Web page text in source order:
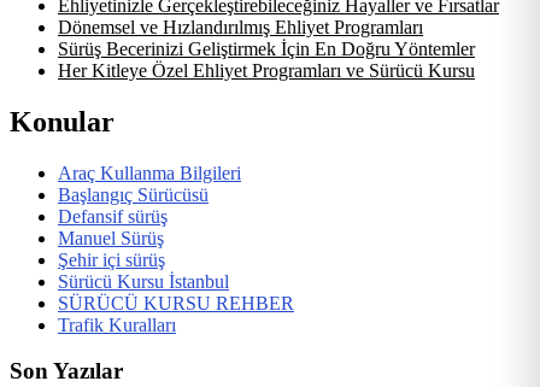
Ehliyetinizle Gerçekleştirebileceğiniz Hayaller ve Fırsatlar
Dönemsel ve Hızlandırılmış Ehliyet Programları
Sürüş Becerinizi Geliştirmek İçin En Doğru Yöntemler
Her Kitleye Özel Ehliyet Programları ve Sürücü Kursu
Konular
Araç Kullanma Bilgileri
Başlangıç Sürücüsü
Defansif sürüş
Manuel Sürüş
Şehir içi sürüş
Sürücü Kursu İstanbul
SÜRÜCÜ KURSU REHBER
Trafik Kuralları
Son Yazılar